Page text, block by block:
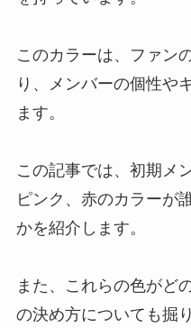
実
由
の
このカラーは、ファン
り、メンバーの個性や
ます。
この記事では、初期メ
ピンク、赤のカラーが
かを紹介します。
また、これらの色がど
の決め方についても掘